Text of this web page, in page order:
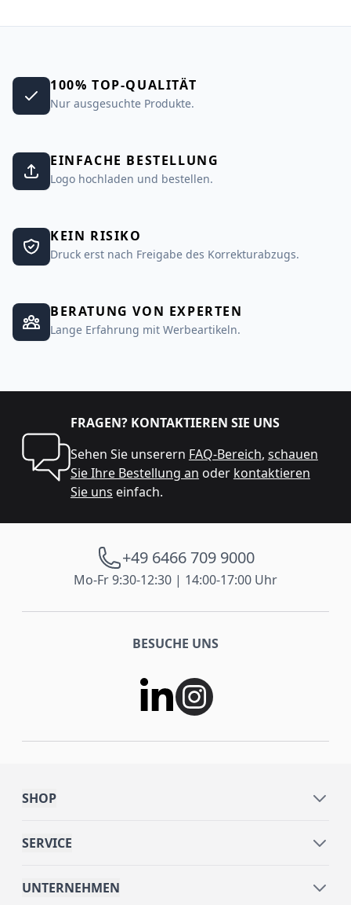
100% TOP-QUALITÄT
Nur ausgesuchte Produkte.
EINFACHE BESTELLUNG
Logo hochladen und bestellen.
KEIN RISIKO
Druck erst nach Freigabe des Korrekturabzugs.
BERATUNG VON EXPERTEN
Lange Erfahrung mit Werbeartikeln.
FRAGEN? KONTAKTIEREN SIE UNS
Sehen Sie unserern FAQ-Bereich, schauen
Sie Ihre Bestellung an oder kontaktieren
Sie uns einfach.
+49 6466 709 9000
Mo-Fr 9:30-12:30 | 14:00-17:00 Uhr
BESUCHE UNS
SHOP
SERVICE
UNTERNEHMEN